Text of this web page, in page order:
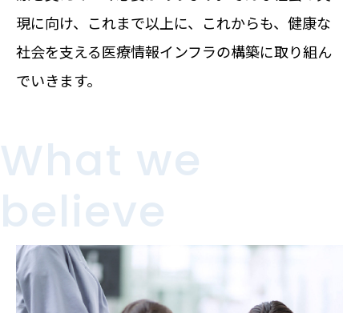
現に向け、これまで以上に、これからも、健康な
社会を支える医療情報インフラの構築に取り組ん
でいきます。
What we
believe